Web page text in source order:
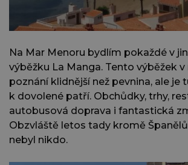
Na Mar Menoru bydlím pokaždé v
výběžku La Manga. Tento výběžek
poznání klidnější než pevnina, ale je
k dovolené patří. Obchůdky, trhy,
autobusová doprava i fantastická
Obzvláště letos tady kromě Španělů
nebyl nikdo.